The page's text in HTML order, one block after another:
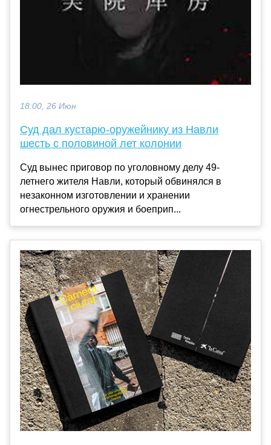
18:00, 26 Июн
Суд дал кустарю-оружейнику из Навли
шесть с половиной лет колонии
Суд вынес приговор по уголовному делу 49-
летнего жителя Навли, который обвинялся в
незаконном изготовлении и хранении
огнестрельного оружия и боеприп...